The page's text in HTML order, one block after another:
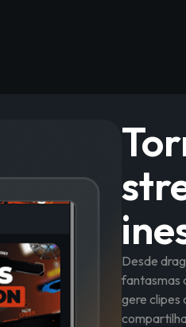
Desde
fantasmas
gere clipes